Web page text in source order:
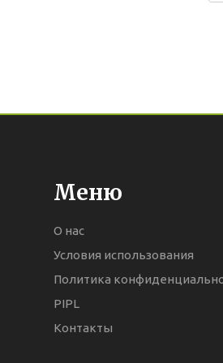
Меню
О нас
Условия использования
Политика
PIPL
Контакты